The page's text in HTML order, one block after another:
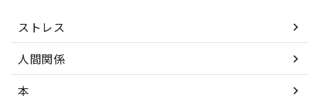
ストレス
人間関係
本